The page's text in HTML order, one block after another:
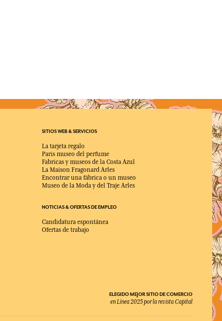
SITIOS WEB & SERVICIOS
La tarjeta regalo
Paris museo del perfume
Fabricas y museos de la Costa Azul
La Maison Fragonard Arles
Encontrar una fábrica o un museo
Museo de la Moda y del Traje Arles
NOTICIAS & OFERTAS DE EMPLEO
Candidatura espontánea
Ofertas de trabajo
ELEGIDO MEJOR SITIO DE COMERCIO
en Línea 2025 por la revista Capital